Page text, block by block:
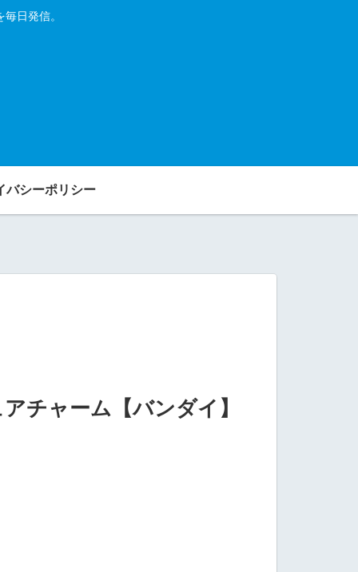
日発信。
バシーポリシー
チャーム【バンダイ】